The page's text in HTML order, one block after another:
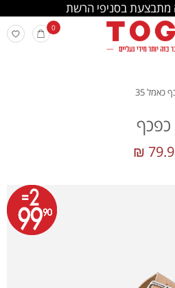
מתבצעת בסניפי הרשת
0
כאמל 35
כפכף
79.9 ₪